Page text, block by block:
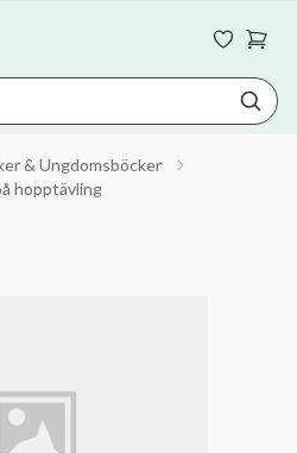
& Ungdomsböcker
hopptävling